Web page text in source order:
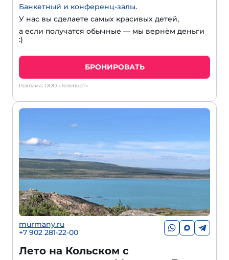
Банкетный и конференц-залы.
У нас вы сделаете самых красивых детей,
а если получатся обычные — мы вернём деньги
:)
БРОНИРОВАТЬ
Реклама: ООО «Телепорт»
murmany.ru
+7 902 281-22-00
Лето на Кольском с